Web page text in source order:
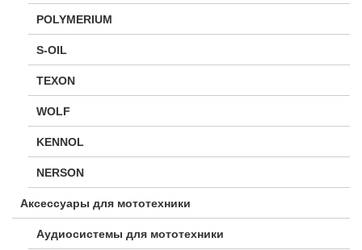
POLYMERIUM
S-OIL
TEXON
WOLF
KENNOL
NERSON
Аксессуары для мототехники
Аудиосистемы для мототехники